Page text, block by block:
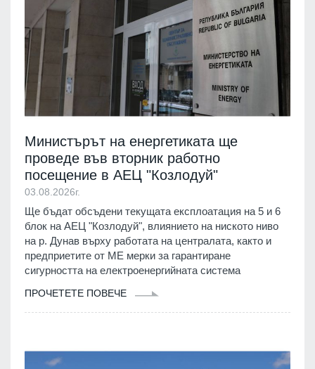
Министърът на енергетиката ще
проведе във вторник работно
посещение в АЕЦ "Козлодуй"
03.08.2026г.
Ще бъдат обсъдени текущата експлоатация на 5 и 6
блок на АЕЦ "Козлодуй", влиянието на ниското ниво
на р. Дунав върху работата на централата, както и
предприетите от МЕ мерки за гарантиране
сигурността на електроенергийната система
ПРОЧЕТЕТЕ ПОВЕЧЕ